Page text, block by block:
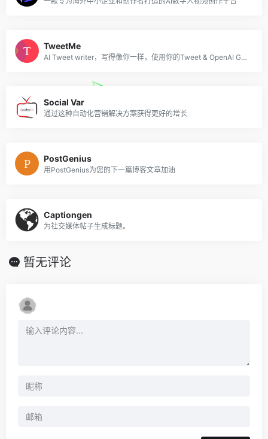
TweetMe
AI Tweet writer，写得像你一样，使用你的Tweet & OpenAI GPT-3。
Social Var
通过这种自动化营销解决方案获得更好的增长
PostGenius
用PostGenius为您的下一篇博客文章加油
Captiongen
为社交媒体帖子生成标题。
暂无评论